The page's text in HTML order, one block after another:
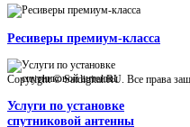
Ресиверы премиум-класса
Услуги по установке
спутниковой антенны
Copyright © Satdigital.RU. Все права